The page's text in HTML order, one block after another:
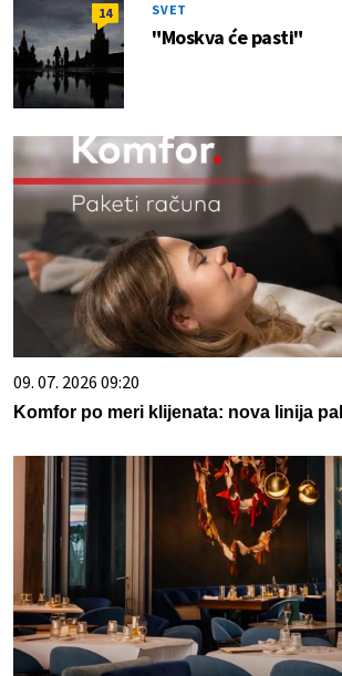
14 SVET
"Moskva će pasti"
09. 07. 2026 09:20
Komfor po meri klijenata: nova linija